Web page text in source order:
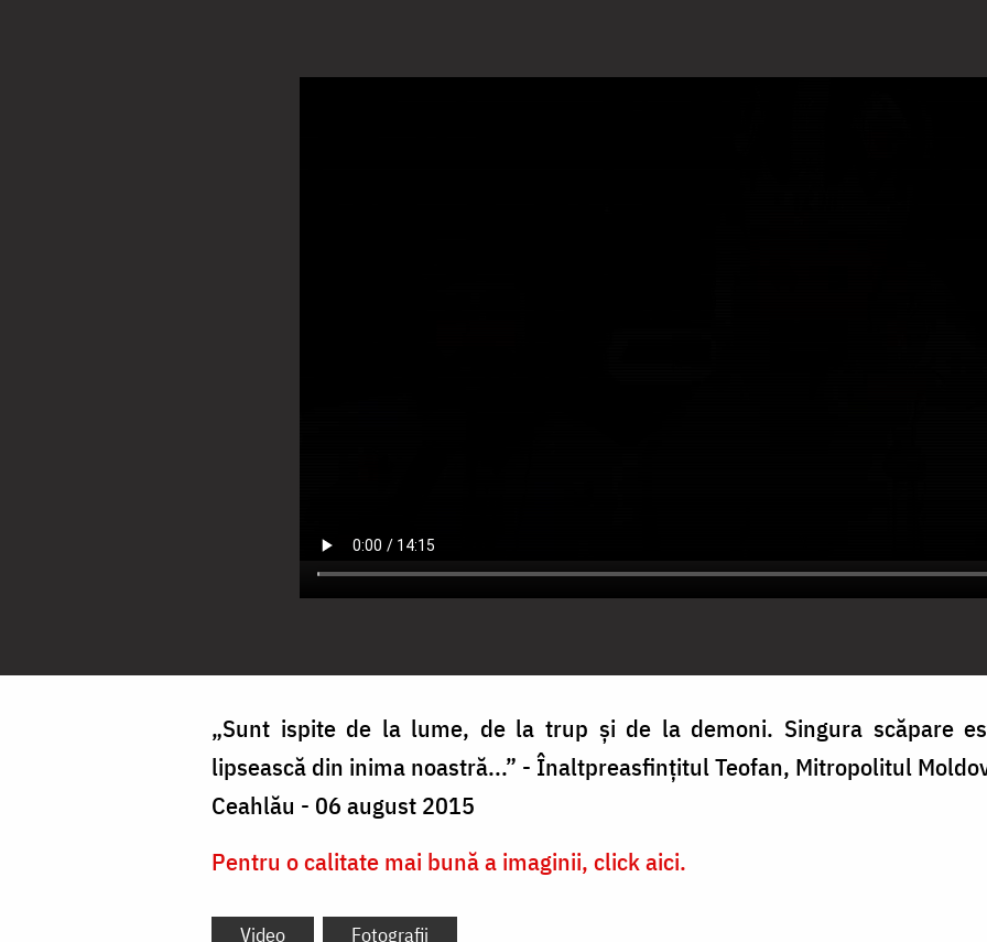
„Sunt ispite de la lume, de la trup și de la demoni. Singura scăpare
lipsească din inima noastră...” - Înaltpreasfințitul Teofan, Mitropolitul
Ceahlău - 06 august 2015
Pentru o calitate mai bună a imaginii, click aici.
Video Fotografii